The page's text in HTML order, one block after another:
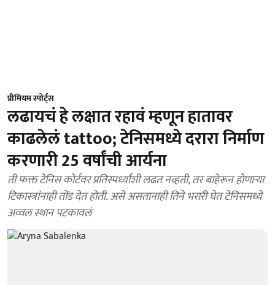
प्रीमियम स्पोर्ट्स
लढायचं हे लक्षात रहावं म्हणून हातावर
काढलेलं tattoo; टेनिसमध्ये दरारा निर्माण
करणारी 25 वर्षांची आर्यना
ती फक्त टेनिस कोर्टवर प्रतिस्पर्ध्यांशी लढत नव्हती, तर बाहेरून होणाऱ्या
टिकास्त्रांनाही तोंड देत होती. असे असतानाही तिने भरारी घेत टेनिसमध्ये
अव्वल स्थान पटकावलं